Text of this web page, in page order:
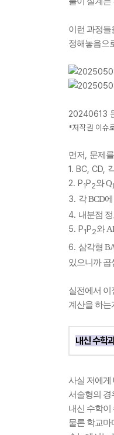
이런 과정들
정해놓음으
20240613
*저작권 이슈
먼저, 문제
1. BC, CD,
2. P1P2와 Q1
3. 각 BCD
4. 내분점
5. P1P2와
6. 삼각형
있으니까 곱
실전에서 이
계산을 하는
내신 수학
사실 저에게
서술형의 경
내신 수학이
물론 학교마